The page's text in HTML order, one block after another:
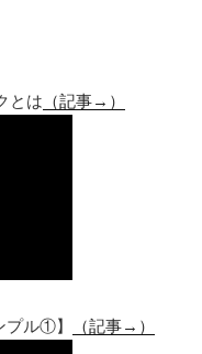
とは （記事→）
プル①】 （記事→）